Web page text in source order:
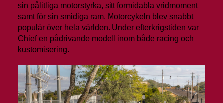
sin pålitliga motorstyrka, sitt formidabla vridmoment
samt för sin smidiga ram. Motorcykeln blev snabbt
populär över hela världen. Under efterkrigstiden var
Chief en pådrivande modell inom både racing och
kustomisering.